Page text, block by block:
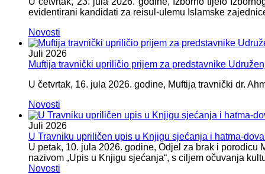
evidentirani kandidati za reisul-ulemu Islamske
Novosti
Juli 2026
Muftija travnički upriličio prijem za predstavnike
U četvrtak, 16. jula 2026. godine, Muftija travnički dr.
Novosti
Juli 2026
U Travniku upriličen upis u Knjigu sjećanja i hatma-
U petak, 10. jula 2026. godine, Odjel za brak i
nazivom „Upis u Knjigu sjećanja“, s ciljem očuvanja
Novosti